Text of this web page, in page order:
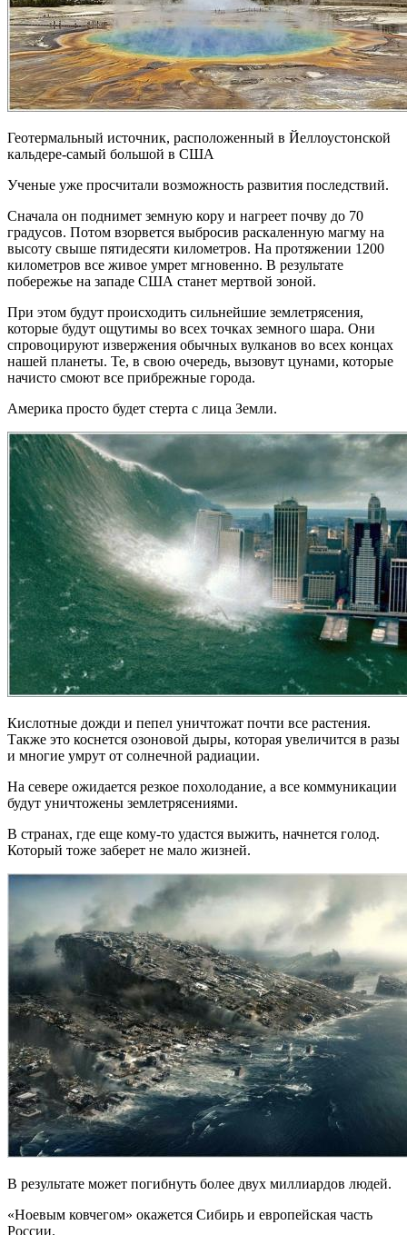
Геотермальный источник, расположенный в Йеллоустонской
кальдере-самый большой в США
Ученые уже просчитали возможность развития последствий.
Сначала он поднимет земную кору и нагреет почву до 70
градусов. Потом взорвется выбросив раскаленную магму на
высоту свыше пятидесяти километров. На протяжении 1200
километров все живое умрет мгновенно. В результате
побережье на западе США станет мертвой зоной.
При этом будут происходить сильнейшие землетрясения,
которые будут ощутимы во всех точках земного шара. Они
спровоцируют извержения обычных вулканов во всех концах
нашей планеты. Те, в свою очередь, вызовут цунами, которые
начисто смоют все прибрежные города.
Америка просто будет стерта с лица Земли.
Кислотные дожди и пепел уничтожат почти все растения.
Также это коснется озоновой дыры, которая увеличится в разы
и многие умрут от солнечной радиации.
На севере ожидается резкое похолодание, а все коммуникации
будут уничтожены землетрясениями.
В странах, где еще кому-то удастся выжить, начнется голод.
Который тоже заберет не мало жизней.
В результате может погибнуть более двух миллиардов людей.
«Ноевым ковчегом» окажется Сибирь и европейская часть
России.